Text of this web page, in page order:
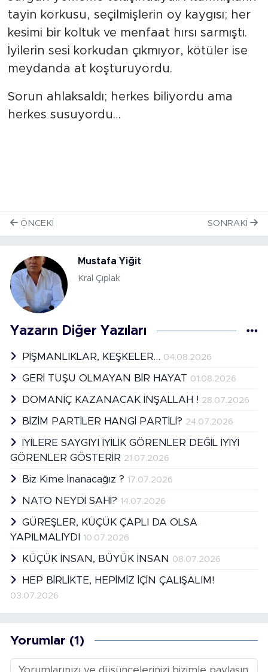
tayin korkusu, seçilmişlerin oy kaygısı; her
kesimi bir koltuk ve menfaat hırsı sarmıştı.
İyilerin sesi korkudan çıkmıyor, kötüler ise
meydanda at koşturuyordu.
Sorun ahlaksaldı; herkes biliyordu ama
herkes susuyordu…
ÖNCEKI SONRAKI
Mustafa Yiğit
Kral Çıplak
Yazarın Diğer Yazıları
PİŞMANLIKLAR, KEŞKELER… 04.08.2026
GERİ TUŞU OLMAYAN BİR HAYAT 01.08.2026
DOMANİÇ KAZANACAK İNŞALLAH ! 28.07.2026
BİZİM PARTİLER HANGİ PARTİLİ? 24.07.2026
İYİLERE SAYGIYI İYİLİK GÖRENLER DEĞİL İYİYİ
GÖRENLER GÖSTERİR 21.07.2026
Biz Kime İnanacağız ? 17.07.2026
NATO NEYDİ SAHİ? 14.07.2026
GÜREŞLER, KÜÇÜK ÇAPLI DA OLSA
YAPILMALIYDI
10.07.2026
KÜÇÜK İNSAN, BÜYÜK İNSAN 08.07.2026
HEP BİRLİKTE, HEPİMİZ İÇİN ÇALIŞALIM!
03.07.2026
Yorumlar (1)